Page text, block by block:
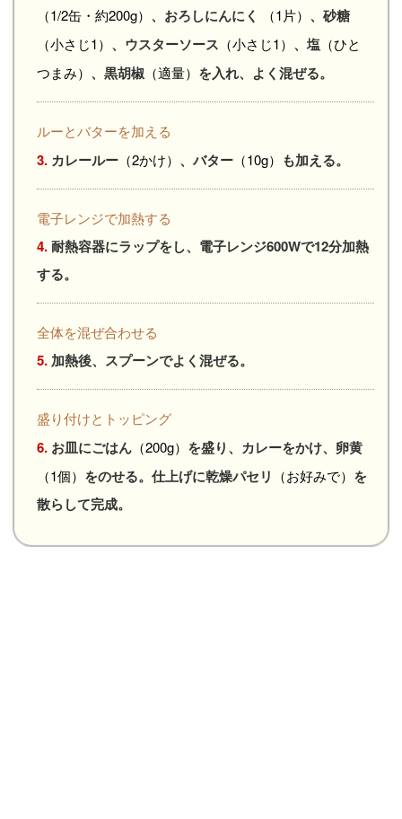
（1/2缶・約200g） 、おろしにんにく （1片） 、砂糖
（小さじ1） 、ウスターソース （小さじ1） 、塩 （ひと
つまみ） 、黒胡椒 （適量） を入れ、よく混ぜる。
ルーとバターを加える
3. カレールー （2かけ） 、バター （10g） も加える。
電子レンジで加熱する
4.耐熱容器にラップをし、電子レンジ600Wで12分加熱
する。
全体を混ぜ合わせる
5. 加熱後、スプーンでよく混ぜる。
盛り付けとトッピング
6. お皿にごはん （200g） を盛り、カレーをかけ、卵黄
（1個） をのせる。仕上げに乾燥パセリ （お好みで） を
散らして完成。